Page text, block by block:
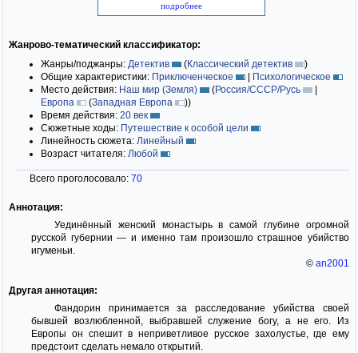
подробнее
Жанрово-тематический классификатор:
Жанры/поджанры: Детектив (Классический детектив
)
Общие характеристики: Приключенческое | Психологическое
Место действия: Наш мир (Земля) (Россия/СССР/Русь
|
Европа
(Западная Европа ))
Время действия: 20 век
Сюжетные ходы: Путешествие к особой цели
Линейность сюжета: Линейный
Возраст читателя: Любой
Всего проголосовало: 70
Аннотация:
Уединённый женский монастырь в самой глубине огромной
русской губернии — и именно там произошло страшное убийство
игуменьи.
© an2001
Другая аннотация:
Фандорин принимается за расследование убийства своей
бывшей возлюбленной, выбравшей служение богу, а не его. Из
Европы он спешит в неприветливое русское захолустье, где ему
предстоит сделать немало открытий.